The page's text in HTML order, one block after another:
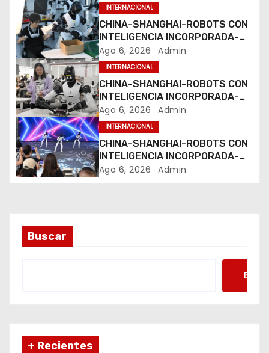
n
d
e
e
n
t
r
INTERNACIONAL
CHINA-SHANGHAI-ROBOTS CON
INTELIGENCIA INCORPORADA-
ENTRENAMIENTO
Ago 6, 2026 Admin
INTERNACIONAL
CHINA-SHANGHAI-ROBOTS CON
INTELIGENCIA INCORPORADA-
ENTRENAMIENTO
Ago 6, 2026 Admin
INTERNACIONAL
CHINA-SHANGHAI-ROBOTS CON
INTELIGENCIA INCORPORADA-
ENTRENAMIENTO
Ago 6, 2026 Admin
Buscar
+ Recientes